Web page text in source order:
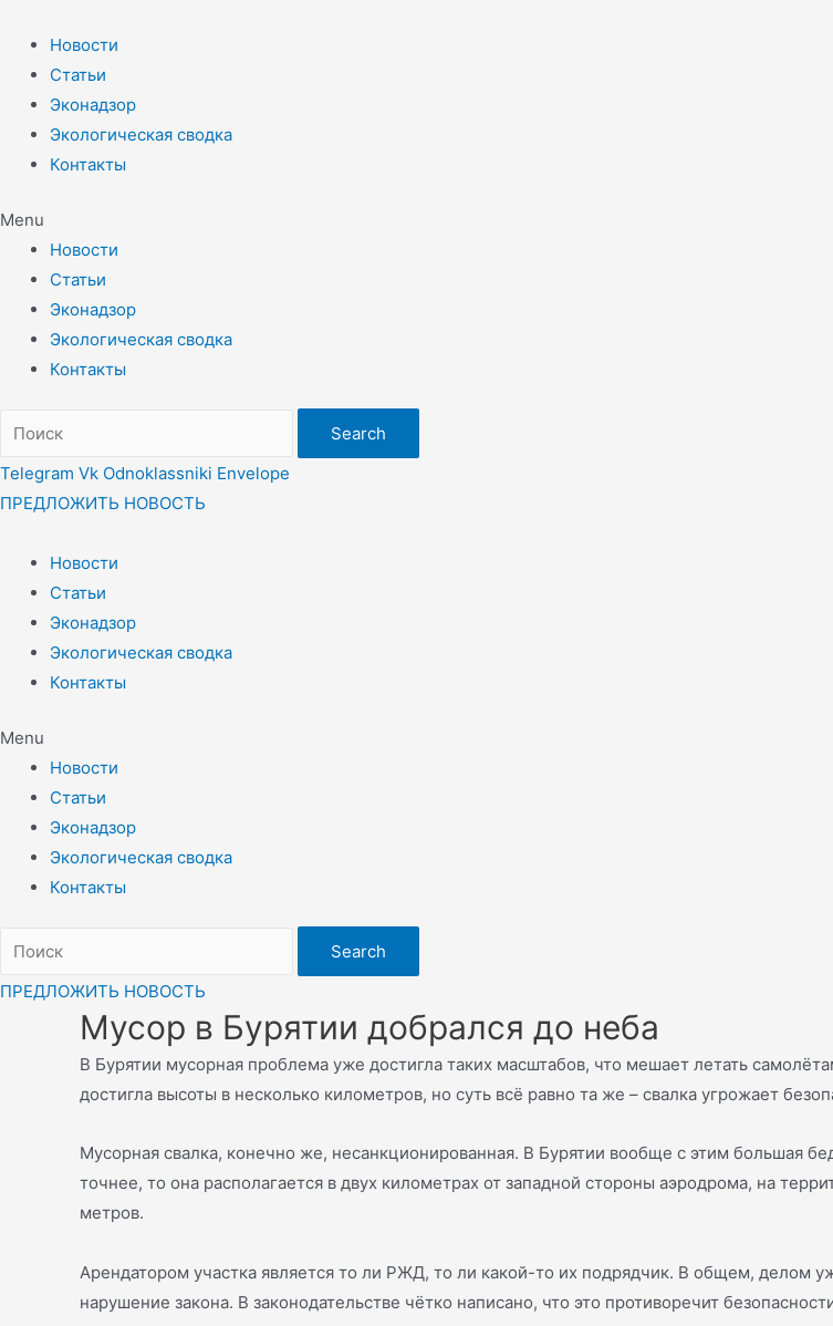
содержимому
Новости
Статьи
Эконадзор
Экологическая сводка
Контакты
Menu
Новости
Статьи
Эконадзор
Экологическая сводка
Контакты
Search
Telegram Vk Odnoklassniki Envelope
ПРЕДЛОЖИТЬ НОВОСТЬ
Новости
Статьи
Эконадзор
Экологическая сводка
Контакты
Menu
Новости
Статьи
Эконадзор
Экологическая сводка
Контакты
Search
ПРЕДЛОЖИТЬ НОВОСТЬ
Мусор в Бурятии добрался до неба
В Бурятии мусорная проблема уже достигла таких масштабов, что мешает летать
достигла высоты в несколько километров, но суть всё равно та же – свалка угрожает
Мусорная свалка, конечно же, несанкционированная. В Бурятии вообще с этим большая
точнее, то она располагается в двух километрах от западной стороны аэродрома, на
метров.
Арендатором участка является то ли РЖД, то ли какой-то их подрядчик. В общем, делом
нарушение закона. В законодательстве чётко написано, что это противоречит